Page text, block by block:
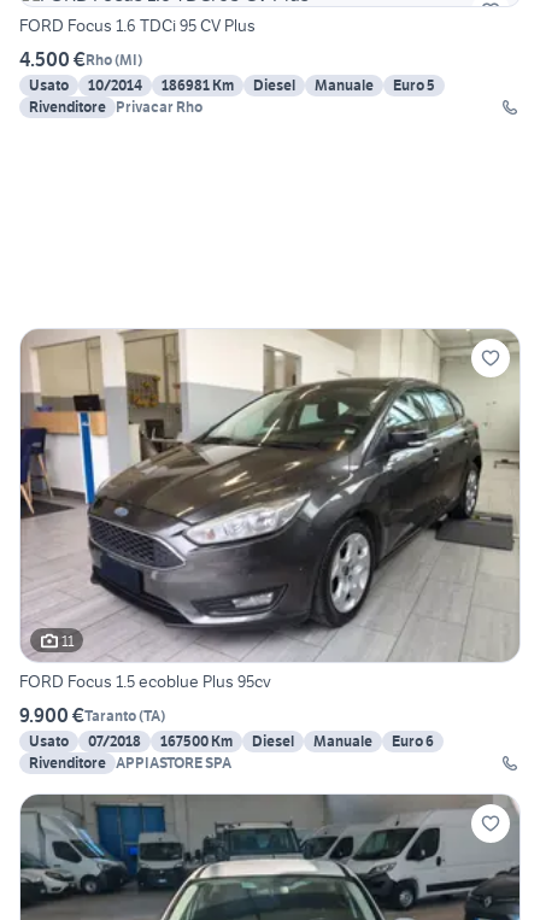
FORD Focus 1.6 TDCi 95 CV Plus
4.500 €Rho(MI)
Usato
10/2014 186981 Km Diesel Manuale
Euro 5
Rivenditore Privacar Rho
11
FORD Focus 1.5 ecoblue Plus 95cv
9.900 €Taranto(TA)
Usato
07/2018 167500 Km Diesel Manuale
Euro 6
Rivenditore APPIASTORE SPA